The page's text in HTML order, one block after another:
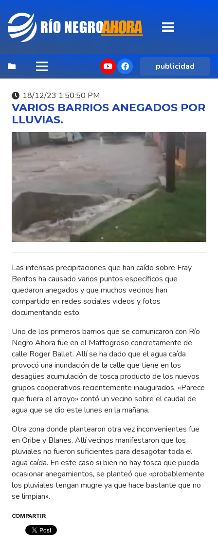
publicidad
18/12/23 1:50:50 PM
VARIOS BARRIOS ANEGADOS POR
LLUVIAS.
Las intensas precipitaciones que han caído sobre Fray
Bentos ha causado varios puntos específicos que
quedaron anegados y que muchos vecinos han
compartido en redes sociales videos y fotos
documentando esto.
Uno de los primeros barrios que se comunicaron con Río
Negro Ahora fue en el Mattogroso concretamente de
calle Roger Ballet. Allí se ha dado que el agua caída
provocó una inundación de la calle que tiene en los
desagües acumulación de tosca producto de los nuevos
grupos cooperativos recientemente inaugurados. «Parece
que fuera el arroyo» contó un vecino sobre el caudal de
agua que se dio este lunes en la mañana.
Otra zona donde plantearon otra vez inconvenientes fue
en Oribe y Blanes. Allí vecinos manifestaron que los
pluviales no fueron suficientes para desagotar toda el
agua caída. En este caso si bien no hay tosca que pueda
ocasionar anegamientos, se planteó que «probablemente
los pluviales tengan mugre ya que hace bastante que no
se limpian».
COMPARTIR